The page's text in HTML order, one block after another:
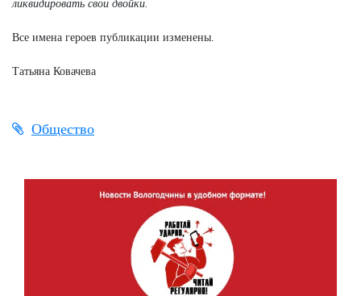
ликвидировать свои двойки.
Все имена героев публикации изменены.
Татьяна Ковачева
Общество